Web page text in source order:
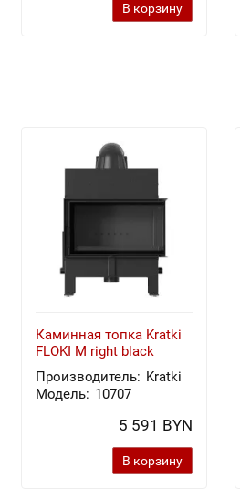
В корзину
Каминная топка Kratki
FLOKI M right black
Производитель: Kratki
Модель: 10707
5 591 BYN
В корзину